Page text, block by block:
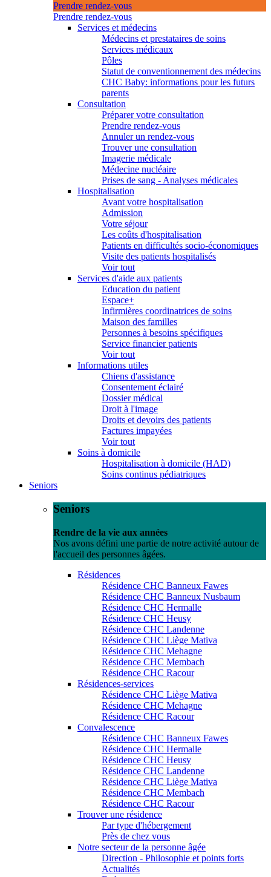
Prendre rendez-vous
Prendre rendez-vous
Services et médecins
Médecins et prestataires de soins
Services médicaux
Pôles
Statut de conventionnement des médecins
CHC Baby: informations pour les futurs
parents
Consultation
Préparer votre consultation
Prendre rendez-vous
Annuler un rendez-vous
Trouver une consultation
Imagerie médicale
Médecine nucléaire
Prises de sang - Analyses médicales
Hospitalisation
Avant votre hospitalisation
Admission
Votre séjour
Les coûts d'hospitalisation
Patients en difficultés socio-économiques
Visite des patients hospitalisés
Voir tout
Services d'aide aux patients
Education du patient
Espace+
Infirmières coordinatrices de soins
Maison des familles
Personnes à besoins spécifiques
Service financier patients
Voir tout
Informations utiles
Chiens d'assistance
Consentement éclairé
Dossier médical
Droit à l'image
Droits et devoirs des patients
Factures impayées
Voir tout
Soins à domicile
Hospitalisation à domicile (HAD)
Soins continus pédiatriques
Seniors
Seniors
Rendre de la vie aux années
Nos avons défini une partie de notre activité autour de
l'accueil des personnes âgées.
Résidences
Résidence CHC Banneux Fawes
Résidence CHC Banneux Nusbaum
Résidence CHC Hermalle
Résidence CHC Heusy
Résidence CHC Landenne
Résidence CHC Liège Mativa
Résidence CHC Mehagne
Résidence CHC Membach
Résidence CHC Racour
Résidences-services
Résidence CHC Liège Mativa
Résidence CHC Mehagne
Résidence CHC Racour
Convalescence
Résidence CHC Banneux Fawes
Résidence CHC Hermalle
Résidence CHC Heusy
Résidence CHC Landenne
Résidence CHC Liège Mativa
Résidence CHC Membach
Résidence CHC Racour
Trouver une résidence
Par type d'hébergement
Près de chez vous
Notre secteur de la personne âgée
Direction - Philosophie et points forts
Actualités